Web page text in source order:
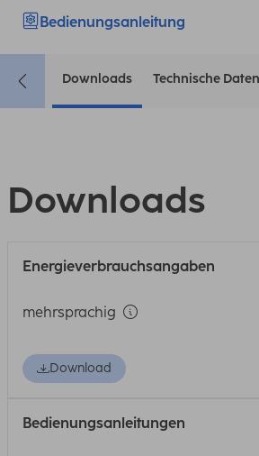
Bedienungsanleitung
Downloads Technische Daten
Downloads
Energieverbrauchsangaben
mehrsprachig
Download
Bedienungsanleitungen